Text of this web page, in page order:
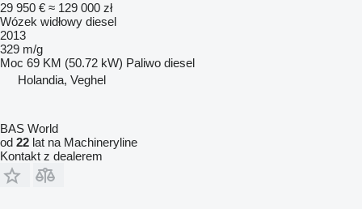
29 950 € ≈ 129 000 zł
Wózek widłowy diesel
2013
329 m/g
Moc 69 KM (50.72 kW) Paliwo diesel
Holandia, Veghel
BAS World
od 22 lat na Machineryline
Kontakt z dealerem